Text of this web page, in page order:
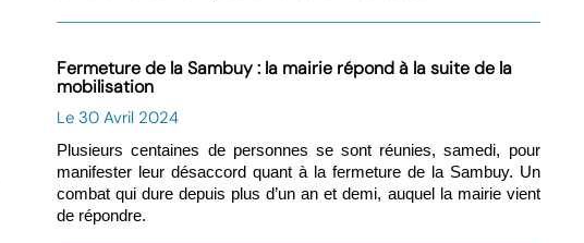
Fermeture de la Sambuy : la mairie répond à la suite de la
mobilisation
Le 30 Avril 2024
Plusieurs centaines de personnes se sont réunies, samedi, pour
manifester leur désaccord quant à la fermeture de la Sambuy. Un
combat qui dure depuis plus d’un an et demi, auquel la mairie vient
de répondre.